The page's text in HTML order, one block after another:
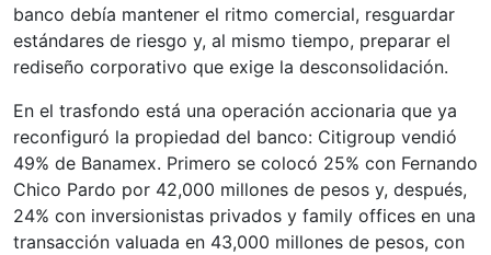
banco debía mantener el ritmo comercial, resguardar
estándares de riesgo y, al mismo tiempo, preparar el
rediseño corporativo que exige la desconsolidación.
En el trasfondo está una operación accionaria que ya
reconfiguró la propiedad del banco: Citigroup vendió
49% de Banamex. Primero se colocó 25% con Fernando
Chico Pardo por 42,000 millones de pesos y, después,
24% con inversionistas privados y family offices en una
transacción valuada en 43,000 millones de pesos, con